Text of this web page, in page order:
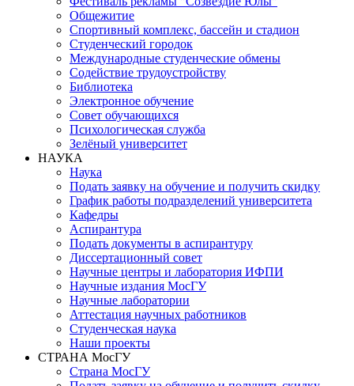
Общежитие
Спортивный комплекс, бассейн и стадион
Студенческий городок
Международные студенческие обмены
Содействие трудоустройству
Библиотека
Электронное обучение
Совет обучающихся
Психологическая служба
Зелёный университет
НАУКА
Наука
Подать заявку на обучение и получить скидку
График работы подразделений университета
Кафедры
Аспирантура
Подать документы в аспирантуру
Диссертационный совет
Научные центры и лаборатория ИФПИ
Научные издания МосГУ
Научные лаборатории
Аттестация научных работников
Студенческая наука
Наши проекты
СТРАНА МосГУ
Страна МосГУ